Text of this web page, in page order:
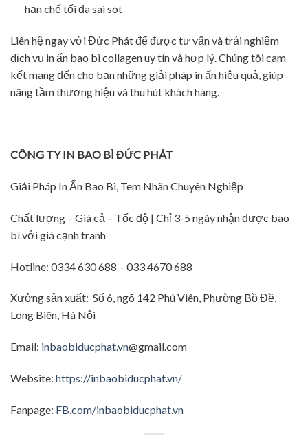
hạn chế tối đa sai sót
Liên hệ ngay với Đức Phát để được tư vấn và trải nghiệm
dịch vụ in ấn bao bì collagen uy tín và hợp lý. Chúng tôi cam
kết mang đến cho bạn những giải pháp in ấn hiệu quả, giúp
nâng tầm thương hiệu và thu hút khách hàng.
CÔNG TY IN BAO BÌ ĐỨC PHÁT
Giải Pháp In Ấn Bao Bì, Tem Nhãn Chuyên Nghiệp
Chất lượng – Giá cả – Tốc độ | Chỉ 3-5 ngày nhận được bao
bì với giá cạnh tranh
Hotline: 0334 630 688 – 033 4670 688
Xưởng sản xuất: Số 6, ngõ 142 Phú Viên, Phường Bồ Đề,
Long Biên, Hà Nội
Email: inbaobiducphat.vn@gmail.com
Website: https://inbaobiducphat.vn/
Fanpage: FB.com/inbaobiducphat.vn